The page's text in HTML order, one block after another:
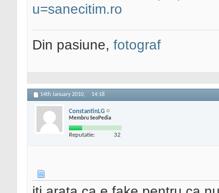
u=sanecitim.ro
Din pasiune, fotograf
14th January 2010, 14:18
ConstantinLG
Membru SeoPedia
Reputatie: 32